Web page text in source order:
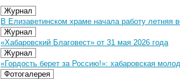
Журнал
В Елизаветинском храме начала работу летняя
Журнал
«Хабаровский Благовест» от 31 мая 2026 года
Журнал
«Гордость берет за Россию!»: хабаровская
Фотогалерея